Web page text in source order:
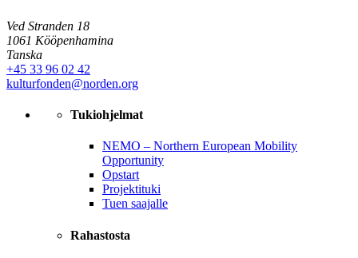
Ved Stranden 18
1061 Kööpenhamina
Tanska
+45 33 96 02 42
kulturfonden@norden.org
Tukiohjelmat
NEMO – Northern European Mobility
Opportunity
Opstart
Projektituki
Tuen saajalle
Rahastosta